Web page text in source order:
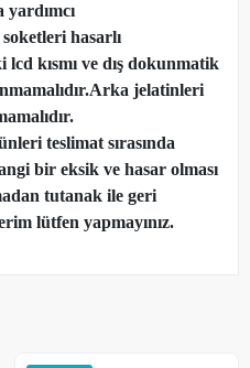
hasarlı
kısmı ve dış dokunmatik
jelatinleri
teslimat sırasında
bir eksik ve hasar olması
tutanak ile geri
lütfen yapmayınız.